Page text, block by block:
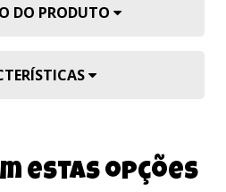
DO PRODUTO
estas opções